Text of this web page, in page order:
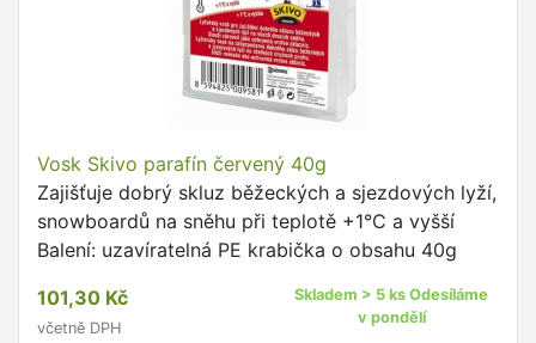
Vosk Skivo parafín červený 40g
Zajišťuje dobrý skluz běžeckých a sjezdových lyží,
snowboardů na sněhu při teplotě +1°C a vyšší
Balení: uzavíratelná PE krabička o obsahu 40g
101,30 Kč
včetně DPH
Skladem > 5 ks Odesíláme
v pondělí